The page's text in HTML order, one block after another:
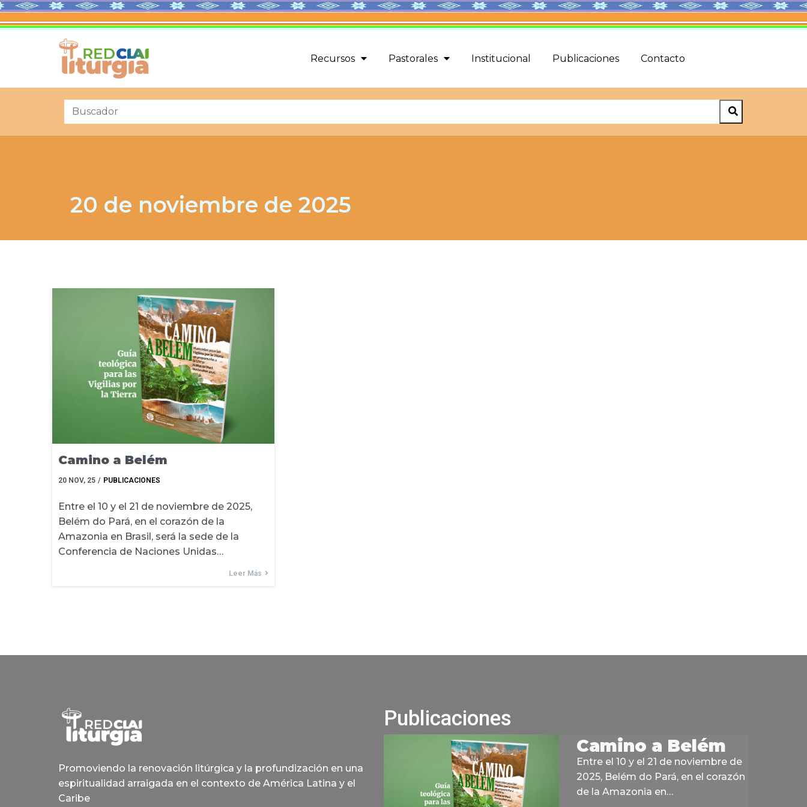
Recursos Pastorales Institucional Publicaciones Contacto
20 de noviembre de 2025
Camino a Belém
20 NOV, 25 / PUBLICACIONES
Entre el 10 y el 21 de noviembre de 2025,
Belém do Pará, en el corazón de la
Amazonia en Brasil, será la sede de la
Conferencia de Naciones Unidas…
Leer Más
Promoviendo la renovación litúrgica y la profundización en una
espiritualidad arraigada en el contexto de América Latina y el
Caribe
Publicaciones
Camino a Belém
Entre el 10 y el 21 de noviembre de
2025, Belém do Pará, en el corazón
de la Amazonia en…